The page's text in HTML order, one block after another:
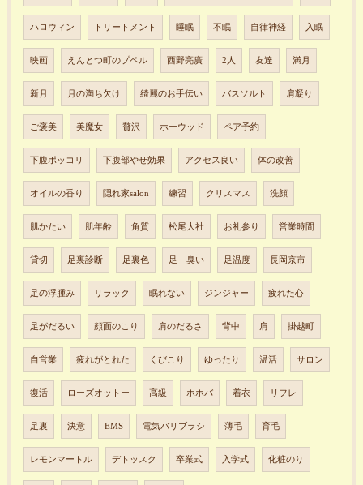
ハロウィン トリートメント 睡眠 不眠 自律神経 入眠
映画 えんとつ町のプペル 西野亮廣 2人 友達 満月
新月 月の満ち欠け 綺麗のお手伝い バスソルト 肩凝り
ご褒美 美魔女 贅沢 ホーウッド ペア予約
下腹ポッコリ 下腹部やせ効果 アクセス良い 体の改善
オイルの香り 隠れ家salon 練習 クリスマス 洗顔
肌かたい 肌年齢 角質 松尾大社 お礼参り 営業時間
貸切 足裏診断 足裏色 足 臭い 足温度 長岡京市
足の浮腫み リラック 眠れない ジンジャー 疲れた心
足がだるい 顔面のこり 肩のだるさ 背中 肩 掛越町
自営業 疲れがとれた くびこり ゆったり 温活 サロン
復活 ローズオットー 高級 ホホバ 着衣 リフレ
足裏 決意 EMS 電気バリブラシ 薄毛 育毛
レモンマートル デトッスク 卒業式 入学式 化粧のり